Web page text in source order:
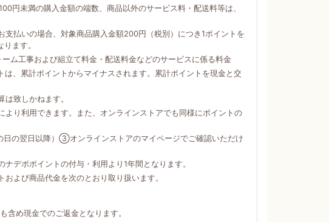
円未満の購入金額の端数、商品以外のサービス料・配送料等は、
払いの場合、対象商品購入金額200円（税別）につき1ポイントを
ます。
工事および組立て料金・配送料金などのサービスに係る料金
、累計ポイントからマイナスされます。累計ポイントを現金と交
致しかねます。
り利用できます。また、オンラインストアでも同様にポイントの
の翌日以降）③オンラインストアのマイページでご確認いただけ
デポポイントの付与・利用より1年間となります。
よび商品代金を次のとおり取り扱います。
含め現金でのご返金となります。